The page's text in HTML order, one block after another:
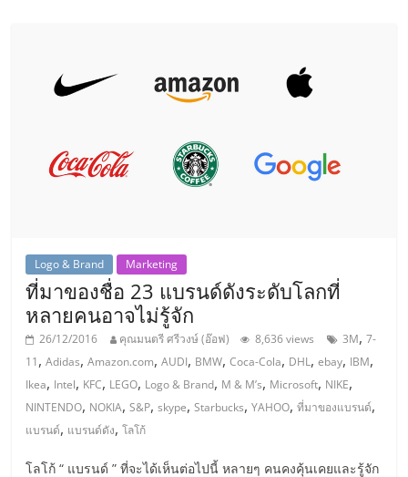
แฟ
ไชส์
รน
ไชส์
ขาย
หน้า
Logo & Brand Marketing
ที่มาของชื่อ 23 แบรนด์ดังระดับโลกที่
หลายคนอาจไม่รู้จัก
26/12/2016 คุณมนตรี ศรีวงษ์ (อ๊อฟ) 8,636 views 3M,7-
11,Adidas,Amazon.com,AUDI, BMW,Coca-Cola, DHL,ebay, IBM,
Ikea, Intel, KFC, LEGO, Logo & Brand, M & M’s, Microsoft, NIKE,
NINTENDO, NOKIA,S&P,skype,Starbucks,YAHOO,ที่มาของแบรนด์,
แบรนด์, แบรนด์ดัง,โลโก้
โลโก้ “ แบรนด์ ” ที่จะได้เห็นต่อไปนี้ หลายๆ คนคงคุ้นเคยและรู้จัก